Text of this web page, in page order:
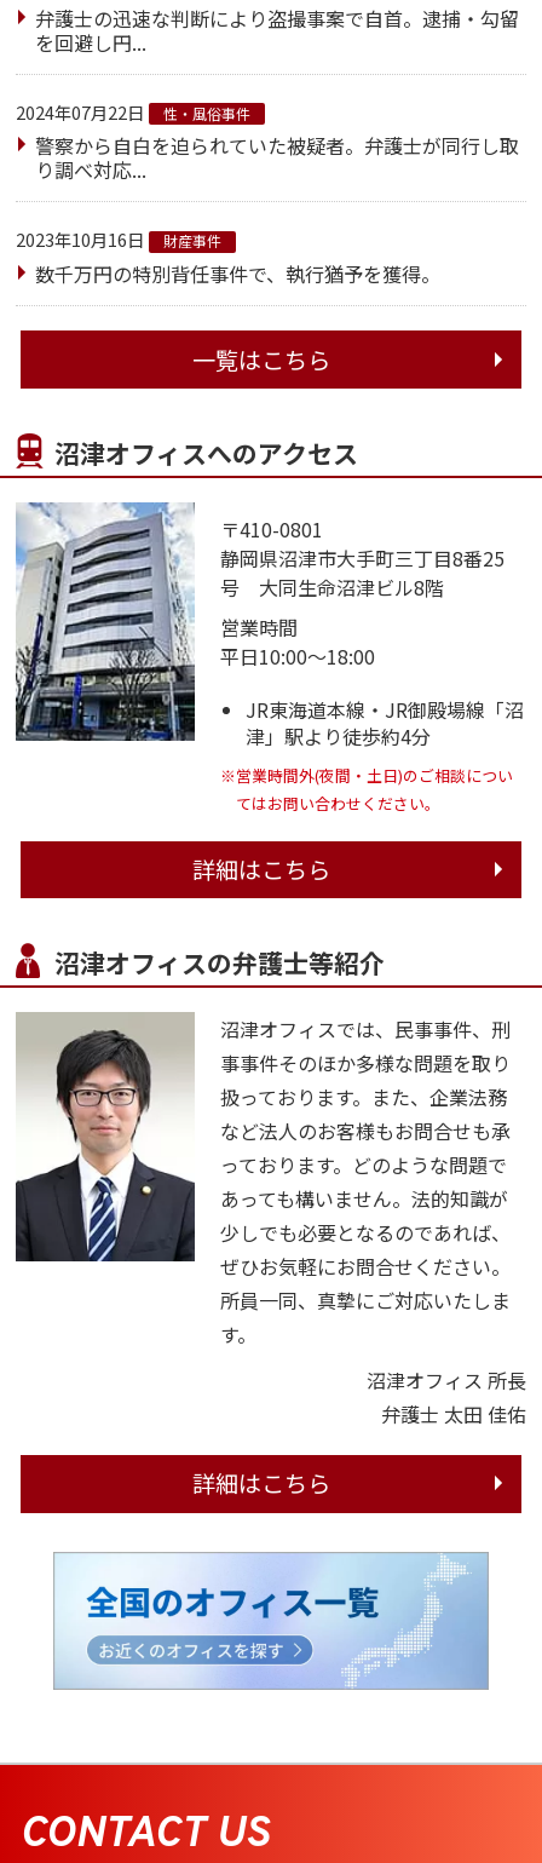
弁護士の迅速な判断により盗撮事案で自首。逮捕・勾留
を回避し円...
2024年07月22日 性・風俗事件
警察から自白を迫られていた被疑者。弁護士が同行し取
り調べ対応...
2023年10月16日 財産事件
数千万円の特別背任事件で、執行猶予を獲得。
一覧はこちら
沼津オフィスへのアクセス
〒410-0801
静岡県沼津市大手町三丁目8番25
号 大同生命沼津ビル8階
営業時間
平日10:00～18:00
JR東海道本線・JR御殿場線「沼
津」駅より徒歩約4分
※営業時間外(夜間・土日)のご相談につい
てはお問い合わせください。
詳細はこちら
沼津オフィスの弁護士等紹介
沼津オフィスでは、民事事件、刑
事事件そのほか多様な問題を取り
扱っております。また、企業法務
など法人のお客様もお問合せも承
っております。どのような問題で
あっても構いません。法的知識が
少しでも必要となるのであれば、
ぜひお気軽にお問合せください。
所員一同、真摯にご対応いたしま
す。
沼津オフィス 所長
弁護士 太田 佳佑
詳細はこちら
CONTACT US